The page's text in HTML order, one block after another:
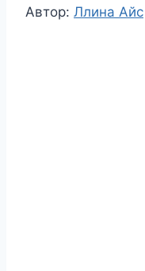
Метки
Автор: Ллина Айс